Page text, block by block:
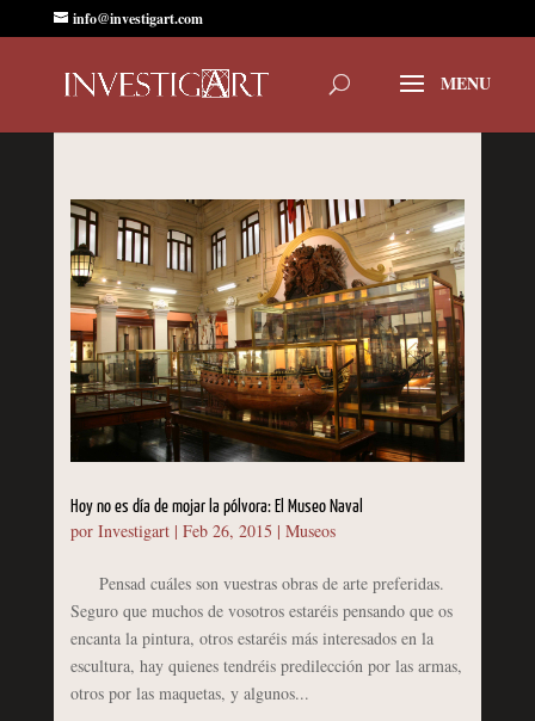
info@investigart.com
Hoy no es día de mojar la pólvora: El Museo Naval
por Investigart| Feb 26, 2015 | Museos
Pensad cuáles son vuestras obras de arte preferidas.
Seguro que muchos de vosotros estaréis pensando que os
encanta la pintura, otros estaréis más interesados en la
escultura, hay quienes tendréis predilección por las armas,
otros por las maquetas, y algunos...